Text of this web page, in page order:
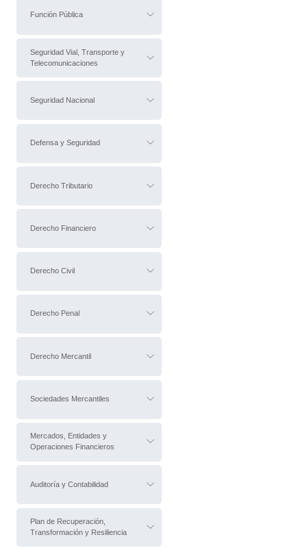
Función Pública
Seguridad Vial, Transporte y
Telecomunicaciones
Seguridad Nacional
Defensa y Seguridad
Derecho Tributario
Derecho Financiero
Derecho Civil
Derecho Penal
Derecho Mercantil
Sociedades Mercantiles
Mercados, Entidades y
Operaciones Financieros
Auditoría y Contabilidad
Plan de Recuperación,
Transformación y Resiliencia